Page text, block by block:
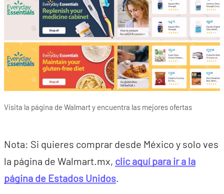
Visita la página de Walmart y encuentra las mejores ofertas
Nota: Si quieres comprar desde México y solo ves
la página de Walmart.mx, clic aquí para ir a la
página de Estados Unidos.